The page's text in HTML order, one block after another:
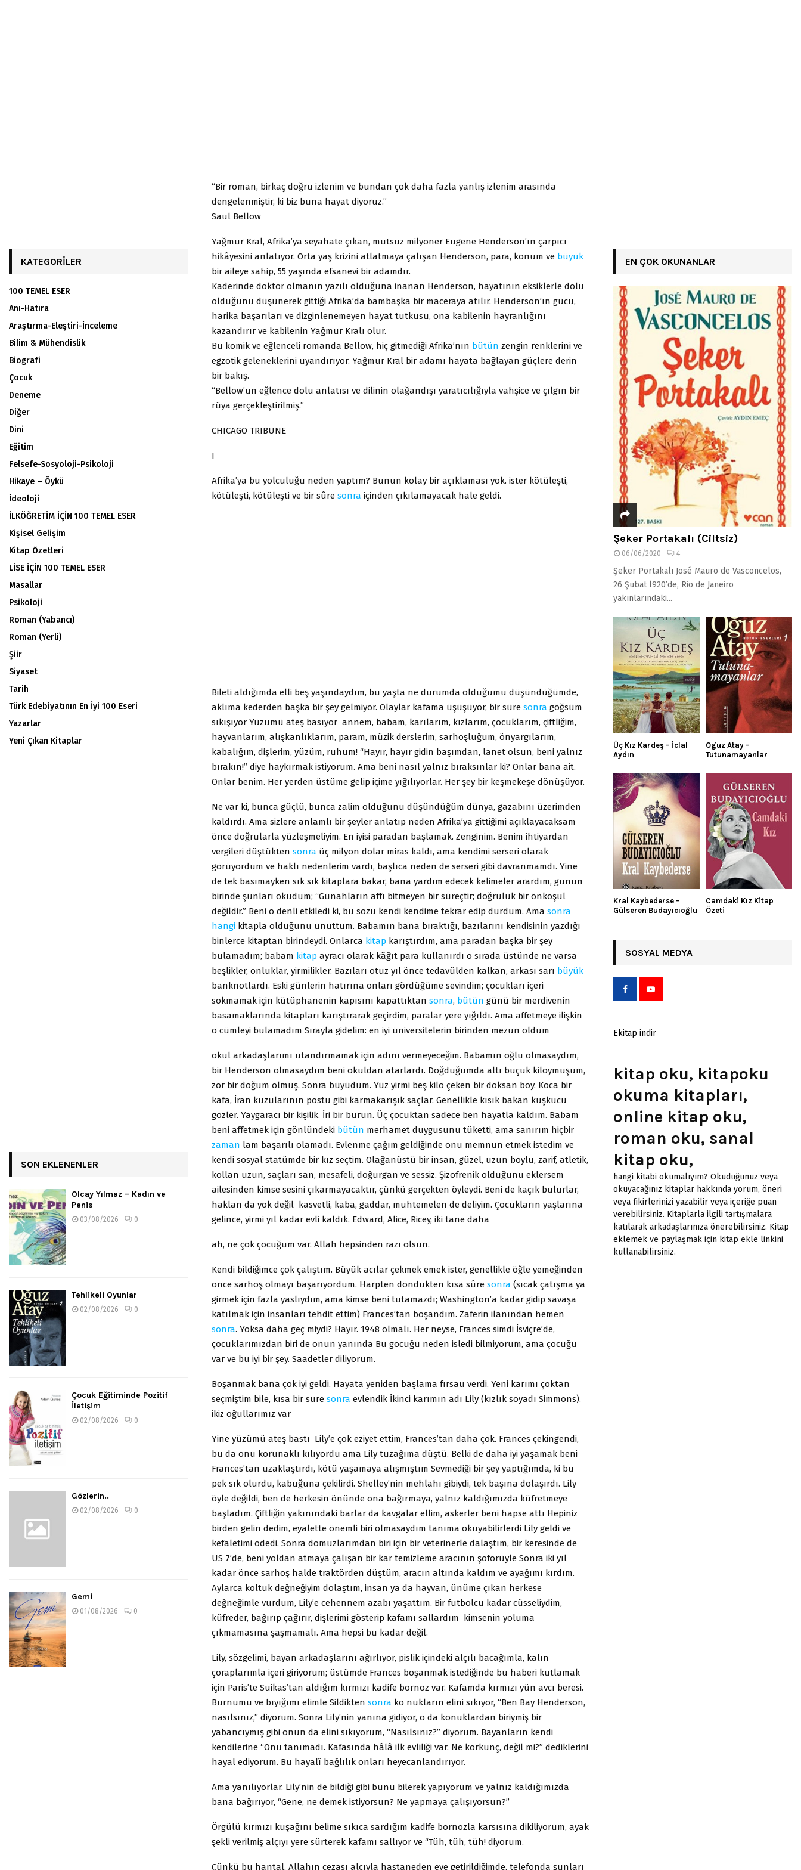
“Bir roman, birkaç doğru izlenim ve bundan çok daha fazla yanlış izlenim arasında
dengelenmiştir, ki biz buna hayat diyoruz.”
Saul Bellow
Yağmur Kral, Afrika’ya seyahate çıkan, mutsuz milyoner Eugene Henderson’ın çarpıcı
hikâyesini anlatıyor. Orta yaş krizini atlatmaya çalışan Henderson, para, konum ve büyük
bir aileye sahip, 55 yaşında efsanevi bir adamdır.
Kaderinde doktor olmanın yazılı olduğuna inanan Henderson, hayatının eksiklerle dolu
olduğunu düşünerek gittiği Afrika’da bambaşka bir maceraya atılır. Henderson’ın gücü,
harika başarıları ve dizginlenemeyen hayat tutkusu, ona kabilenin hayranlığını
kazandırır ve kabilenin Yağmur Kralı olur.
Bu komik ve eğlenceli romanda Bellow, hiç gitmediği Afrika’nın bütün zengin renklerini ve
egzotik geleneklerini uyandırıyor. Yağmur Kral bir adamı hayata bağlayan güçlere derin
bir bakış.
“Bellow’un eğlence dolu anlatısı ve dilinin olağandışı yaratıcılığıyla vahşice ve çılgın bir
rüya gerçekleştirilmiş.”
CHICAGO TRIBUNE
I
Afrika’ya bu yolculuğu neden yaptım? Bunun kolay bir açıklaması yok. ister kötüleşti,
kötüleşti, kötüleşti ve bir sûre sonra içinden çıkılamayacak hale geldi.
Bileti aldığımda elli beş yaşındaydım, bu yaşta ne durumda olduğumu düşündüğümde,
aklıma kederden başka bir şey gelmiyor. Olaylar kafama üşüşüyor, bir süre sonra göğsüm
sıkışıyor Yüzümü ateş basıyor annem, babam, karılarım, kızlarım, çocuklarım, çiftliğim,
hayvanlarım, alışkanlıklarım, param, müzik derslerim, sarhoşluğum, önyargılarım,
kabalığım, dişlerim, yüzüm, ruhum! “Hayır, hayır gidin başımdan, lanet olsun, beni yalnız
bırakın!” diye haykırmak istiyorum. Ama beni nasıl yalnız bıraksınlar ki? Onlar bana ait.
Onlar benim. Her yerden üstüme gelip içime yığılıyorlar. Her şey bir keşmekeşe dönüşüyor.
Ne var ki, bunca güçlü, bunca zalim olduğunu düşündüğüm dünya, gazabını üzerimden
kaldırdı. Ama sizlere anlamlı bir şeyler anlatıp neden Afrika’ya gittiğimi açıklayacaksam
önce doğrularla yüzleşmeliyim. En iyisi paradan başlamak. Zenginim. Benim ihtiyardan
vergileri düştükten sonra üç milyon dolar miras kaldı, ama kendimi serseri olarak
görüyordum ve haklı nedenlerim vardı, başlıca neden de serseri gibi davranmamdı. Yine
de tek basımayken sık sık kitaplara bakar, bana yardım edecek kelimeler arardım, günün
birinde şunları okudum; “Günahların affı bitmeyen bir süreçtir; doğruluk bir önkoşul
değildir.” Beni o denli etkiledi ki, bu sözü kendi kendime tekrar edip durdum. Ama sonra
hangi kitapla olduğunu unuttum. Babamın bana bıraktığı, bazılarını kendisinin yazdığı
binlerce kitaptan birindeydi. Onlarca kitap karıştırdım, ama paradan başka bir şey
bulamadım; babam kitap ayracı olarak kâğıt para kullanırdı o sırada üstünde ne varsa
beşlikler, onluklar, yirmilikler. Bazıları otuz yıl önce tedavülden kalkan, arkası sarı büyük
banknotlardı. Eski günlerin hatırına onları gördüğüme sevindim; çocukları içeri
sokmamak için kütüphanenin kapısını kapattıktan sonra, bütün günü bir merdivenin
basamaklarında kitapları karıştırarak geçirdim, paralar yere yığıldı. Ama affetmeye ilişkin
o cümleyi bulamadım Sırayla gidelim: en iyi üniversitelerin birinden mezun oldum
okul arkadaşlarımı utandırmamak için adını vermeyeceğim. Babamın oğlu olmasaydım,
bir Henderson olmasaydım beni okuldan atarlardı. Doğduğumda altı buçuk kiloymuşum,
zor bir doğum olmuş. Sonra büyüdüm. Yüz yirmi beş kilo çeken bir doksan boy. Koca bir
kafa, İran kuzularının postu gibi karmakarışık saçlar. Genellikle kısık bakan kuşkucu
gözler. Yaygaracı bir kişilik. İri bir burun. Üç çocuktan sadece ben hayatla kaldım. Babam
beni affetmek için gönlündeki bütün merhamet duygusunu tüketti, ama sanırım hiçbir
zaman lam başarılı olamadı. Evlenme çağım geldiğinde onu memnun etmek istedim ve
kendi sosyal statümde bir kız seçtim. Olağanüstü bir insan, güzel, uzun boylu, zarif, atletik,
kollan uzun, saçları san, mesafeli, doğurgan ve sessiz. Şizofrenik olduğunu eklersem
ailesinden kimse sesini çıkarmayacaktır, çünkü gerçekten öyleydi. Beni de kaçık bulurlar,
haklan da yok değil kasvetli, kaba, gaddar, muhtemelen de deliyim. Çocukların yaşlarına
gelince, yirmi yıl kadar evli kaldık. Edward, Alice, Ricey, iki tane daha
ah, ne çok çocuğum var. Allah hepsinden razı olsun.
Kendi bildiğimce çok çalıştım. Büyük acılar çekmek emek ister, genellikle öğle yemeğinden
önce sarhoş olmayı başarıyordum. Harpten döndükten kısa sûre sonra (sıcak çatışma ya
girmek için fazla yaslıydım, ama kimse beni tutamazdı; Washington’a kadar gidip savaşa
katılmak için insanları tehdit ettim) Frances’tan boşandım. Zaferin ilanından hemen
sonra. Yoksa daha geç miydi? Hayır. 1948 olmalı. Her neyse, Frances simdi İsviçre’de,
çocuklarımızdan biri de onun yanında Bu gocuğu neden isledi bilmiyorum, ama çocuğu
var ve bu iyi bir şey. Saadetler diliyorum.
Boşanmak bana çok iyi geldi. Hayata yeniden başlama fırsau verdi. Yeni karımı çoktan
seçmiştim bile, kısa bir sure sonra evlendik İkinci karımın adı Lily (kızlık soyadı Simmons).
ikiz oğullarımız var
Yine yüzümü ateş bastı Lily’e çok eziyet ettim, Frances’tan daha çok. Frances çekingendi,
bu da onu korunaklı kılıyordu ama Lily tuzağıma düştü. Belki de daha iyi yaşamak beni
Frances’tan uzaklaştırdı, kötü yaşamaya alışmıştım Sevmediği bir şey yaptığımda, ki bu
pek sık olurdu, kabuğuna çekilirdi. Shelley’nin mehlahı gibiydi, tek başına dolaşırdı. Lily
öyle değildi, ben de herkesin önünde ona bağırmaya, yalnız kaldığımızda küfretmeye
başladım. Çiftliğin yakınındaki barlar da kavgalar ellim, askerler beni hapse attı Hepiniz
birden gelin dedim, eyalette önemli biri olmasaydım tanıma okuyabilirlerdi Lily geldi ve
kefaletimi ödedi. Sonra domuzlarımdan biri için bir veterinerle dalaştım, bir keresinde de
US 7’de, beni yoldan atmaya çalışan bir kar temizleme aracının şoförüyle Sonra iki yıl
kadar önce sarhoş halde traktörden düştüm, aracın altında kaldım ve ayağımı kırdım.
Aylarca koltuk değneğiyim dolaştım, insan ya da hayvan, ünüme çıkan herkese
değneğimle vurdum, Lily’e cehennem azabı yaşattım. Bir futbolcu kadar cüsseliydim,
küfreder, bağırıp çağırır, dişlerimi gösterip kafamı sallardım kimsenin yoluma
çıkmamasına şaşmamalı. Ama hepsi bu kadar değil.
Lily, sözgelimi, bayan arkadaşlarını ağırlıyor, pislik içindeki alçılı bacağımla, kalın
çoraplarımla içeri giriyorum; üstümde Frances boşanmak istediğinde bu haberi kutlamak
için Paris’te Suikas’tan aldığım kırmızı kadife bornoz var. Kafamda kırmızı yün avcı beresi.
Burnumu ve bıyığımı elimle Sildikten sonra ko nukların elini sıkıyor, “Ben Bay Henderson,
nasılsınız,” diyorum. Sonra Lily’nin yanına gidiyor, o da konuklardan biriymiş bir
yabancıymış gibi onun da elini sıkıyorum, “Nasılsınız?” diyorum. Bayanların kendi
kendilerine “Onu tanımadı. Kafasında hâlâ ilk evliliği var. Ne korkunç, değil mi?” dediklerini
hayal ediyorum. Bu hayalî bağlılık onları heyecanlandırıyor.
Ama yanılıyorlar. Lily’nin de bildiği gibi bunu bilerek yapıyorum ve yalnız kaldığımızda
bana bağırıyor, “Gene, ne demek istiyorsun? Ne yapmaya çalışıyorsun?”
Örgülü kırmızı kuşağını belime sıkıca sardığım kadife bornozla karsısına dikiliyorum, ayak
şekli verilmiş alçıyı yere sürterek kafamı sallıyor ve “Tüh, tüh, tüh! diyorum.
Çünkü bu hantal, Allahın cezası alçıyla hastaneden eve getirildiğimde, telefonda şunları
KATEGORILER
100 TEMEL ESER
Anı-Hatıra
Araştırma-Eleştiri-İnceleme
Bilim & Mühendislik
Biografi
Çocuk
Deneme
Diğer
Dini
Eğitim
Felsefe-Sosyoloji-Psikoloji
Hikaye – Öykü
İdeoloji
İLKÖĞRETİM İÇİN 100 TEMEL ESER
Kişisel Gelişim
Kitap Özetleri
LİSE İÇİN 100 TEMEL ESER
Masallar
Psikoloji
Roman (Yabancı)
Roman (Yerli)
Şiir
Siyaset
Tarih
Türk Edebiyatının En İyi 100 Eseri
Yazarlar
Yeni Çıkan Kitaplar
SON EKLENENLER
Olcay Yılmaz – Kadın ve
Penis
03/08/2026 0
Tehlikeli Oyunlar
02/08/2026 0
Çocuk Eğitiminde Pozitif
İletişim
02/08/2026 0
Gözlerin..
02/08/2026 0
Gemi
01/08/2026 0
EN ÇOK OKUNANLAR
Şeker Portakalı (Ciltsiz)
06/06/2020 4
Şeker Portakalı José Mauro de Vasconcelos,
26 Şubat l920’de, Rio de Janeiro
yakınlarındaki...
Üç Kız Kardeş – İclal
Aydın
Oguz Atay –
Tutunamayanlar
Kral Kaybederse –
Gülseren Budayıcıoğlu
Camdaki Kız Kitap
Özeti
SOSYAL MEDYA
Ekitap indir
kitap oku, kitapoku
okuma kitapları,
online kitap oku,
roman oku, sanal
kitap oku,
hangi kitabi okumalıyım? Okuduğunuz veya
okuyacağınız kitaplar hakkında yorum, öneri
veya fikirlerinizi yazabilir veya içeriğe puan
verebilirsiniz. Kitaplarla ilgili tartışmalara
katılarak arkadaşlarınıza önerebilirsiniz. Kitap
eklemek ve paylaşmak için kitap ekle linkini
kullanabilirsiniz.